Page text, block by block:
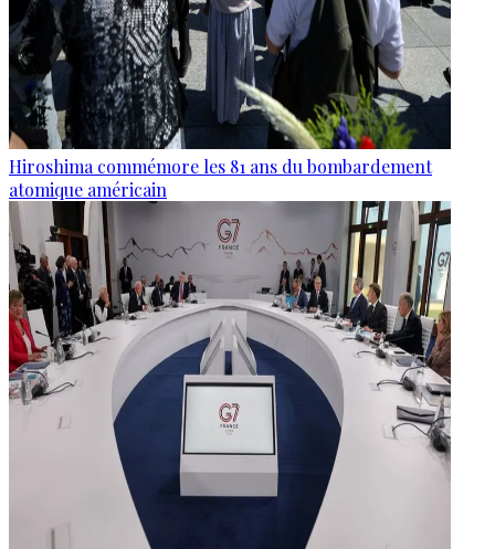
Hiroshima commémore les 81 ans du bombardement
atomique américain